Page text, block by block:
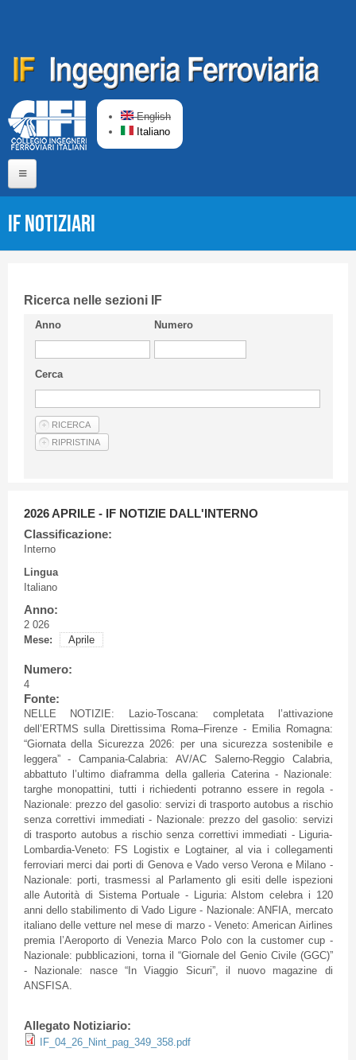
English
Italiano
CIFI in breve
Linee Guida
Privacy Policy
Articoli
IF Notiziari
Ricerca nelle sezioni IF
Anno Numero
Cerca
2026 APRILE - IF NOTIZIE DALL'INTERNO
Classificazione:
Interno
Lingua
Italiano
Anno:
2 026
Mese:
Aprile
Numero:
4
Fonte:
NELLE NOTIZIE: Lazio-Toscana: completata l’attivazione
dell’ERTMS sulla Direttissima Roma–Firenze - Emilia Romagna:
“Giornata della Sicurezza 2026: per una sicurezza sostenibile e
leggera” - Campania-Calabria: AV/AC Salerno-Reggio Calabria,
abbattuto l’ultimo diaframma della galleria Caterina - Nazionale:
targhe monopattini, tutti i richiedenti potranno essere in regola -
Nazionale: prezzo del gasolio: servizi di trasporto autobus a rischio
senza correttivi immediati - Nazionale: prezzo del gasolio: servizi
di trasporto autobus a rischio senza correttivi immediati - Liguria-
Lombardia-Veneto: FS Logistix e Logtainer, al via i collegamenti
ferroviari merci dai porti di Genova e Vado verso Verona e Milano -
Nazionale: porti, trasmessi al Parlamento gli esiti delle ispezioni
alle Autorità di Sistema Portuale - Liguria: Alstom celebra i 120
anni dello stabilimento di Vado Ligure - Nazionale: ANFIA, mercato
italiano delle vetture nel mese di marzo - Veneto: American Airlines
premia l’Aeroporto di Venezia Marco Polo con la customer cup -
Nazionale: pubblicazioni, torna il “Giornale del Genio Civile (GGC)”
- Nazionale: nasce “In Viaggio Sicuri”, il nuovo magazine di
ANSFISA.
Allegato Notiziario:
IF_04_26_Nint_pag_349_358.pdf